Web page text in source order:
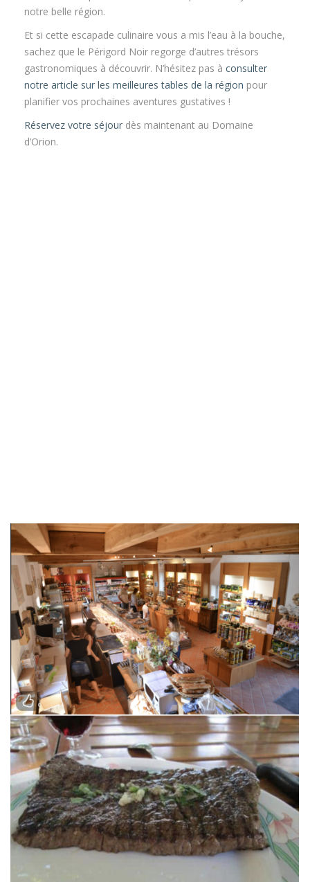
notre belle région.
Et si cette escapade culinaire vous a mis l’eau à la bouche,
sachez que le Périgord Noir regorge d’autres trésors
gastronomiques à découvrir. N’hésitez pas à consulter
notre article sur les meilleures tables de la région pour
planifier vos prochaines aventures gustatives !
Réservez votre séjour dès maintenant au Domaine
d’Orion.